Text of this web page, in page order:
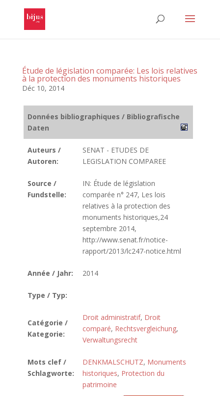
Étude de législation comparée: Les lois relatives
à la protection des monuments historiques
Déc 10, 2014
Données bibliographiques / Bibliografische
Daten
Auteurs /
Autoren:
SENAT - ETUDES DE
LEGISLATION COMPAREE
Source /
Fundstelle:
IN: Étude de législation
comparée n° 247, Les lois
relatives à la protection des
monuments historiques,24
septembre 2014,
http://www.senat.fr/notice-
rapport/2013/lc247-notice.html
Année / Jahr: 2014
Type / Typ:
Catégorie /
Kategorie:
Droit administratif, Droit
comparé, Rechtsvergleichung,
Verwaltungsrecht
Mots clef /
Schlagworte:
DENKMALSCHUTZ, Monuments
historiques, Protection du
patrimoine